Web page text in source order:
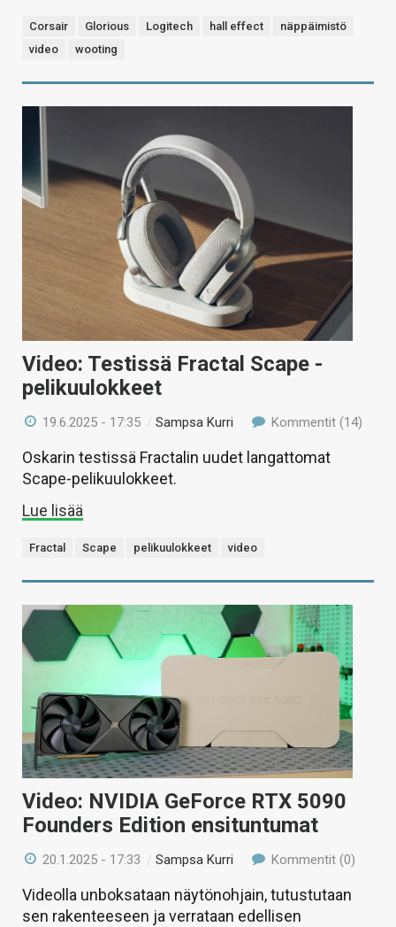
Corsair Glorious Logitech hall effect
näppäimistö
video
wooting
Video: Testissä Fractal Scape -
pelikuulokkeet
19.6.2025 - 17:35 /Sampsa Kurri Kommentit (14)
Oskarin testissä Fractalin uudet langattomat
Scape-pelikuulokkeet.
Lue lisää
Fractal Scape pelikuulokkeet video
Video: NVIDIA GeForce RTX 5090
Founders Edition ensituntumat
20.1.2025 - 17:33 /Sampsa Kurri Kommentit (0)
Videolla unboksataan näytönohjain, tutustutaan
sen rakenteeseen ja verrataan edellisen